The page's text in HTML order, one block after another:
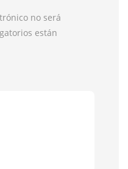
no será
están